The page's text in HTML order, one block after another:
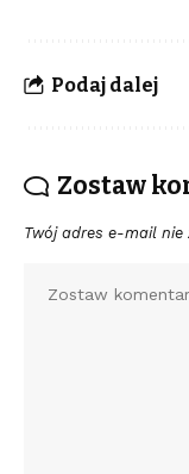
Podaj dalej
Zostaw
Twój adres e-mail nie